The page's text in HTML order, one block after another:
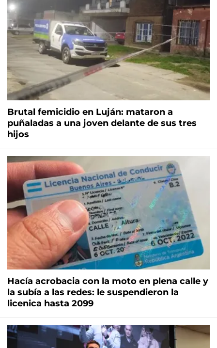
Brutal femicidio en Luján: mataron a
puñaladas a una joven delante de sus tres
hijos
Hacía acrobacia con la moto en plena calle y
la subía a las redes: le suspendieron la
licenica hasta 2099